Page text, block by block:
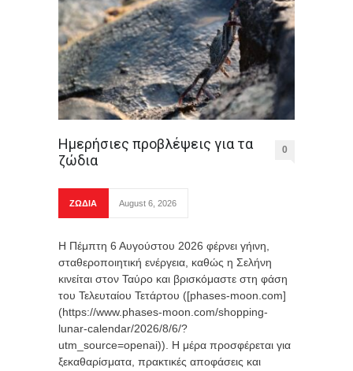
Ημερήσιες προβλέψεις για τα
ζώδια
0
ΖΩΔΙΑ August 6, 2026
Η Πέμπτη 6 Αυγούστου 2026 φέρνει γήινη,
σταθεροποιητική ενέργεια, καθώς η Σελήνη
κινείται στον Ταύρο και βρισκόμαστε στη φάση
του Τελευταίου Τετάρτου ([phases-moon.com]
(https://www.phases-moon.com/shopping-
lunar-calendar/2026/8/6/?
utm_source=openai)). Η μέρα προσφέρεται για
ξεκαθαρίσματα, πρακτικές αποφάσεις και